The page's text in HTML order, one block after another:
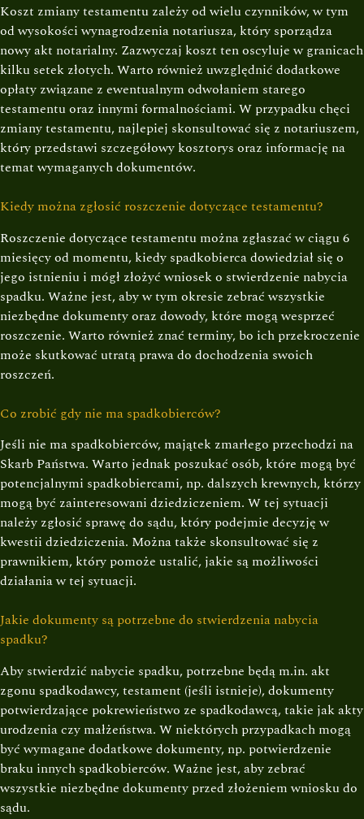
Koszt zmiany testamentu zależy od wielu czynników, w tym
od wysokości wynagrodzenia notariusza, który sporządza
nowy akt notarialny. Zazwyczaj koszt ten oscyluje w granicach
kilku setek złotych. Warto również uwzględnić dodatkowe
opłaty związane z ewentualnym odwołaniem starego
testamentu oraz innymi formalnościami. W przypadku chęci
zmiany testamentu, najlepiej skonsultować się z notariuszem,
który przedstawi szczegółowy kosztorys oraz informację na
temat wymaganych dokumentów.
Kiedy można zgłosić roszczenie dotyczące testamentu?
Roszczenie dotyczące testamentu można zgłaszać w ciągu 6
miesięcy od momentu, kiedy spadkobierca dowiedział się o
jego istnieniu i mógł złożyć wniosek o stwierdzenie nabycia
spadku. Ważne jest, aby w tym okresie zebrać wszystkie
niezbędne dokumenty oraz dowody, które mogą wesprzeć
roszczenie. Warto również znać terminy, bo ich przekroczenie
może skutkować utratą prawa do dochodzenia swoich
roszczeń.
Co zrobić gdy nie ma spadkobierców?
Jeśli nie ma spadkobierców, majątek zmarłego przechodzi na
Skarb Państwa. Warto jednak poszukać osób, które mogą być
potencjalnymi spadkobiercami, np. dalszych krewnych, którzy
mogą być zainteresowani dziedziczeniem. W tej sytuacji
należy zgłosić sprawę do sądu, który podejmie decyzję w
kwestii dziedziczenia. Można także skonsultować się z
prawnikiem, który pomoże ustalić, jakie są możliwości
działania w tej sytuacji.
Jakie dokumenty są potrzebne do stwierdzenia nabycia
spadku?
Aby stwierdzić nabycie spadku, potrzebne będą m.in. akt
zgonu spadkodawcy, testament (jeśli istnieje), dokumenty
potwierdzające pokrewieństwo ze spadkodawcą, takie jak akty
urodzenia czy małżeństwa. W niektórych przypadkach mogą
być wymagane dodatkowe dokumenty, np. potwierdzenie
braku innych spadkobierców. Ważne jest, aby zebrać
wszystkie niezbędne dokumenty przed złożeniem wniosku do
sądu.